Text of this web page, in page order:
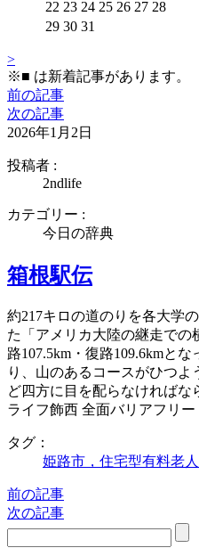
22 23 24 25 26 27 28
29 30 31
>
※■ は新着記事があります。
前の記事
次の記事
2026年1月2日
投稿者 :
2ndlife
カテゴリー :
今日の辞典
箱根駅伝
約217キロの道のりを各大学
た「アメリカ大陸の継走で
路107.5km・復路109.6kmと
り、山のあるコースがひつ
ど四方に目を配らなければ
ライフ飾西 全面バリアフリ
タグ：
姫路市，住宅型有料老
前の記事
次の記事